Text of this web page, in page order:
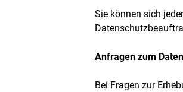
Sie können sich
Anfragen zum
Bei Fragen zur